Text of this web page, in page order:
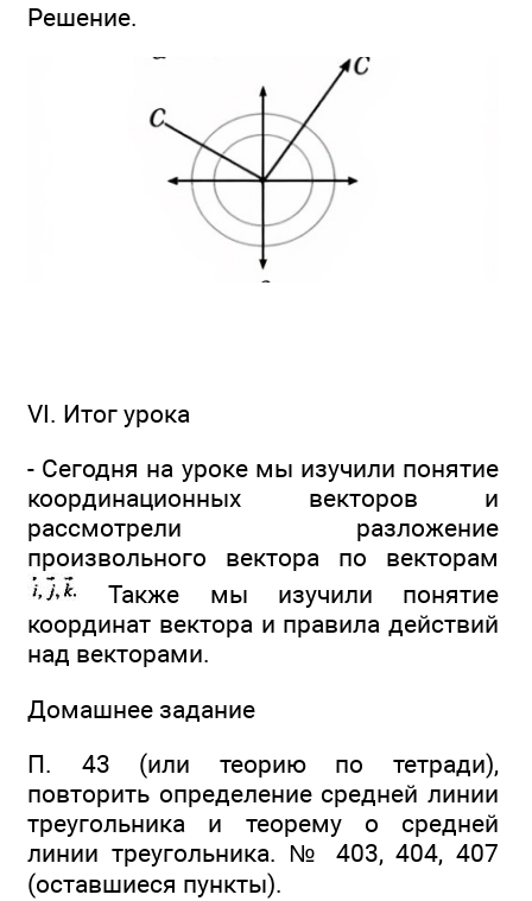
Решение.
VI. Итог урока
- Сегодня на уроке мы изучили понятие
координационных векторов и
рассмотрели разложение
произвольного вектора по векторам
Также мы изучили понятие
координат вектора и правила действий
над векторами.
Домашнее задание
П. 43 (или теорию по тетради),
повторить определение средней линии
треугольника и теорему о средней
линии треугольника. № 403, 404, 407
(оставшиеся пункты).